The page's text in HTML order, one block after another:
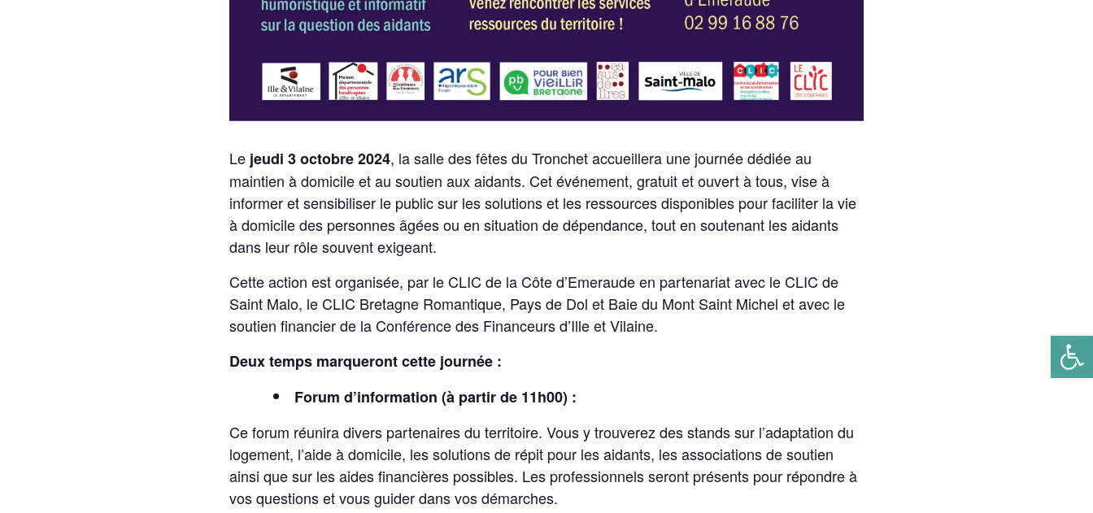
Le jeudi 3 octobre 2024, la salle des fêtes du Tronchet accueillera une journée dédiée au
maintien à domicile et au soutien aux aidants. Cet événement, gratuit et ouvert à tous, vise à
informer et sensibiliser le public sur les solutions et les ressources disponibles pour faciliter la vie
à domicile des personnes âgées ou en situation de dépendance, tout en soutenant les aidants
dans leur rôle souvent exigeant.
Cette action est organisée, par le CLIC de la Côte d’Emeraude en partenariat avec le CLIC de
Saint Malo, le CLIC Bretagne Romantique, Pays de Dol et Baie du Mont Saint Michel et avec le
soutien financier de la Conférence des Financeurs d’Ille et Vilaine.
Deux temps marqueront cette journée :
Forum d’information (à partir de 11h00) :
Ce forum réunira divers partenaires du territoire. Vous y trouverez des stands sur l’adaptation du
logement, l’aide à domicile, les solutions de répit pour les aidants, les associations de soutien
ainsi que sur les aides financières possibles. Les professionnels seront présents pour répondre à
vos questions et vous guider dans vos démarches.